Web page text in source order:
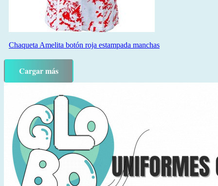
Chaqueta Amelita botón roja estampada manchas
Cargar más